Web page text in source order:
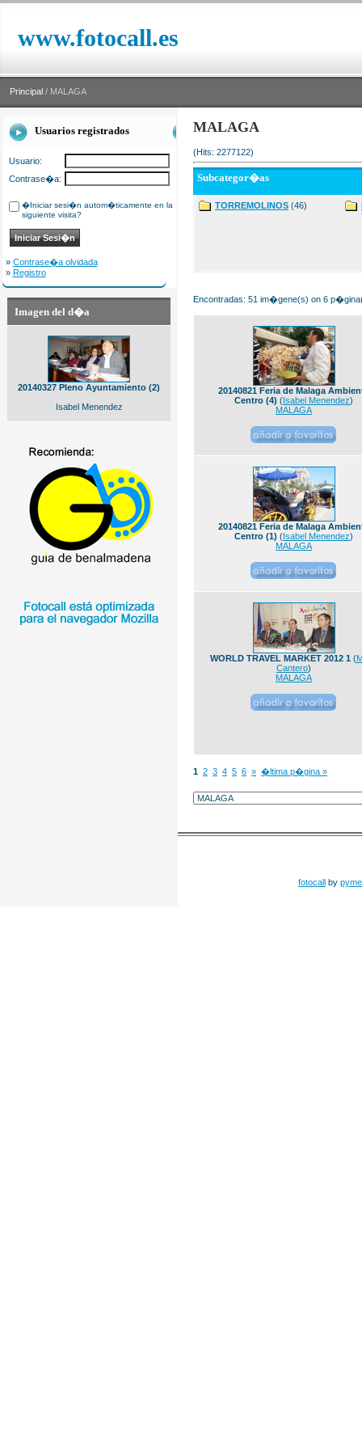
www.fotocall.es
Principal / MALAGA
Usuarios registrados
Usuario:
Contrase�a:
�Iniciar sesi�n autom�ticamente en la
siguiente visita?
» Contrase�a olvidada
» Registro
Imagen del d�a
20140327 Pleno Ayuntamiento (2)
Isabel Menendez
MALAGA
(Hits: 2277122)
Subcategor�as
TORREMOLINOS (46)
Encontradas: 51 im�gene(s) on 6
20140821 Feria de Malaga
Centro (4) (Isabel Menendez)
MALAGA
20140821 Feria de Malaga
Centro (1) (Isabel Menendez)
MALAGA
WORLD TRAVEL MARKET 2012 1(
Cantero)
MALAGA
1 2 3 4 5 6 » �ltima p�gina »
fotocall by